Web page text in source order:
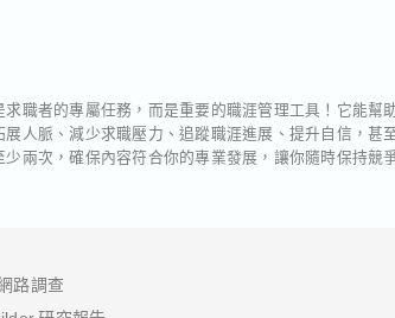
求職者的專屬任務，而是重要的職涯管理工具！它能
人脈、減少求職壓力、追蹤職涯進展、提升自信，甚
少兩次，確保內容符合你的專業發展，讓你隨時保持競
路調查